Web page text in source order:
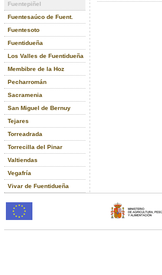
Fuentepiñel
Fuentesaúco de Fuent.
Fuentesoto
Fuentidueña
Los Valles de Fuentidueña
Membibre de la Hoz
Pecharromán
Sacramenia
San Miguel de Bernuy
Tejares
Torreadrada
Torrecilla del Pinar
Valtiendas
Vegafría
Vivar de Fuentidueña